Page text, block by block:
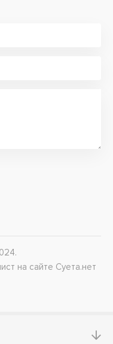
на сайте Суета.нет